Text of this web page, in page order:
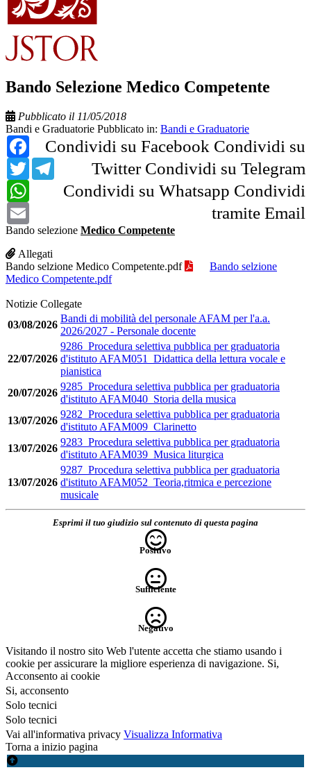
Bando Selezione Medico Competente
Pubblicato il 11/05/2018
Bandi e Graduatorie Pubblicato in: Bandi e Graduatorie
Condividi su Facebook
Facebook
Condividi su
Twitter
Twitter Condividi su Telegram
Telegram
Condividi su Whatsapp
WhatsApp
Condividi
tramite Email
Bando selezione Medico Competente
Allegati
Bando selzione Medico Competente.pdf
Bando selzione
Medico Competente.pdf
Notizie Collegate
03/08/2026
Bandi di mobilità del personale AFAM per l'a.a.
2026/2027 - Personale docente
22/07/2026
9286_Procedura selettiva pubblica per graduatoria
d'istituto AFAM051_Didattica della lettura vocale e
pianistica
20/07/2026
9285_Procedura selettiva pubblica per graduatoria
d'istituto AFAM040_Storia della musica
13/07/2026
9282_Procedura selettiva pubblica per graduatoria
d'istituto AFAM009_Clarinetto
13/07/2026
9283_Procedura selettiva pubblica per graduatoria
d'istituto AFAM039_Musica liturgica
13/07/2026
9287_Procedura selettiva pubblica per graduatoria
d'istituto AFAM052_Teoria,ritmica e percezione
musicale
Esprimi il tuo giudizio sul contenuto di questa pagina
Positivo
Sufficiente
Negativo
Visitando il nostro sito Web l'utente accetta che stiamo usando i
cookie per assicurare la migliore esperienza di navigazione. Si,
Acconsento ai cookie
Si, acconsento
Solo tecnici
Solo tecnici
Vai all'informativa privacy Visualizza Informativa
Torna a inizio pagina